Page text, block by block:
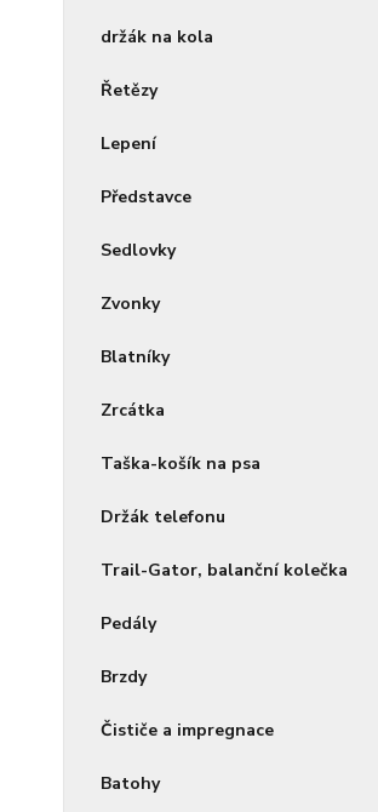
držák na kola
Řetězy
Lepení
Představce
Sedlovky
Zvonky
Blatníky
Zrcátka
Taška-košík na psa
Držák telefonu
Trail-Gator, balanční kolečka
Pedály
Brzdy
Čističe a impregnace
Batohy